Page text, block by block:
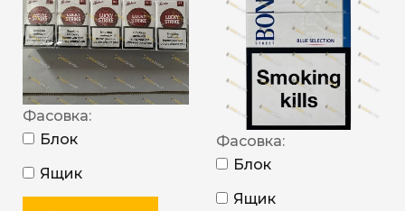
Фасовка:
Блок
Ящик
Фасовка:
Блок
Ящик